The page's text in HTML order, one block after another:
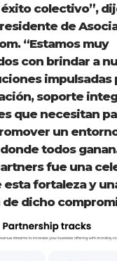
colectivo”,
de
“Estamos muy
con brindar a
impulsadas
soporte
que necesitan
un
todos
fue una
fortaleza y
dicho